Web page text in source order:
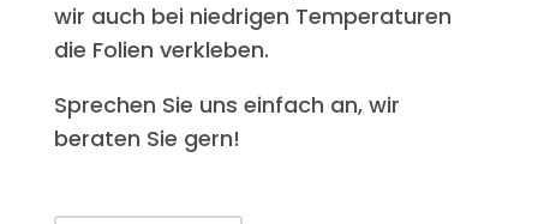
wir auch bei niedrigen Temperaturen
die Folien verkleben.
Sprechen Sie uns einfach an, wir
beraten Sie gern!